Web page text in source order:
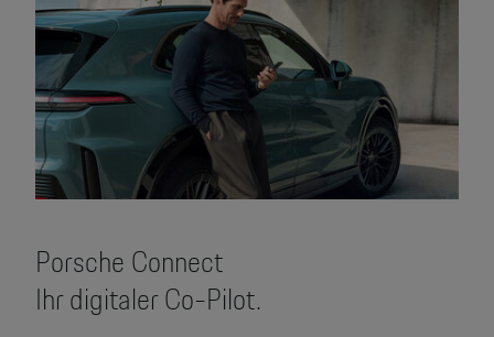
Porsche Connect
Ihr digitaler Co-Pilot.